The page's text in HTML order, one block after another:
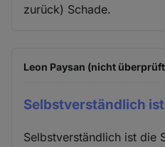
zurück) Schade.
Leon Paysan (nicht
Selbstverständlich
Selbstverständlich ist die